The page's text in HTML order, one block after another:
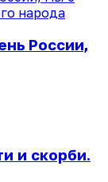
России,
и скорби.